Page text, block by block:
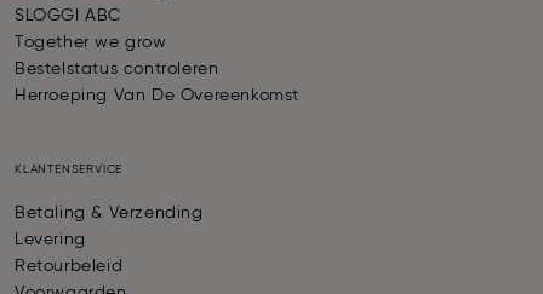
SLOGGI ABC
Together we grow
Bestelstatus controleren
Herroeping Van De Overeenkomst
KLANTENSERVICE
Betaling & Verzending
Levering
Retourbeleid